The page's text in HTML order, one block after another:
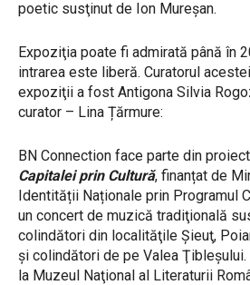
poetic susţinut de Ion Mureşan.
Expoziţia poate fi admirată până în
intrarea este liberă. Curatorul
expoziţii a fost Antigona Silvia
curator – Lina Țărmure:
BN Connection face parte din
Capitalei prin Cultură, finanțat de
Identității Naționale prin Programul
un concert de muzică tradiţională
colindători din localităţile Şieuţ,
şi colindători de pe Valea Ţibleşului.
la Muzeul Naţional al Literaturii